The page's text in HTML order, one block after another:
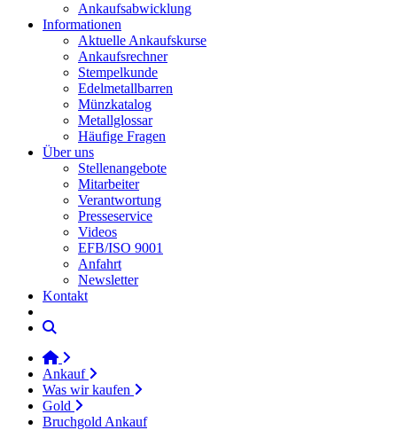
Ankaufsabwicklung
Informationen
Aktuelle Ankaufskurse
Ankaufsrechner
Stempelkunde
Edelmetallbarren
Münzkatalog
Metallglossar
Häufige Fragen
Über uns
Stellenangebote
Mitarbeiter
Verantwortung
Presseservice
Videos
EFB/ISO 9001
Anfahrt
Newsletter
Kontakt
Ankauf
Was wir kaufen
Gold
Bruchgold Ankauf